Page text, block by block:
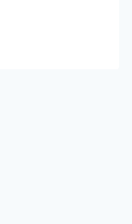
pareja de
que con su